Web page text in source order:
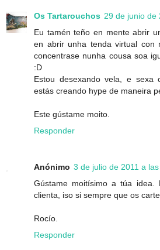
Os Tartarouchos 29 de junio de
Eu tamén teño en mente abrir
en abrir unha tenda virtual con
concentrase nunha cousa soa
:D
Estou desexando vela, e sexa
estás creando hype de maneira
Este gústame moito.
Responder
Anónimo 3 de julio de 2011 a
Gústame moitísimo a túa idea.
clienta, iso si sempre que os
Rocío.
Responder